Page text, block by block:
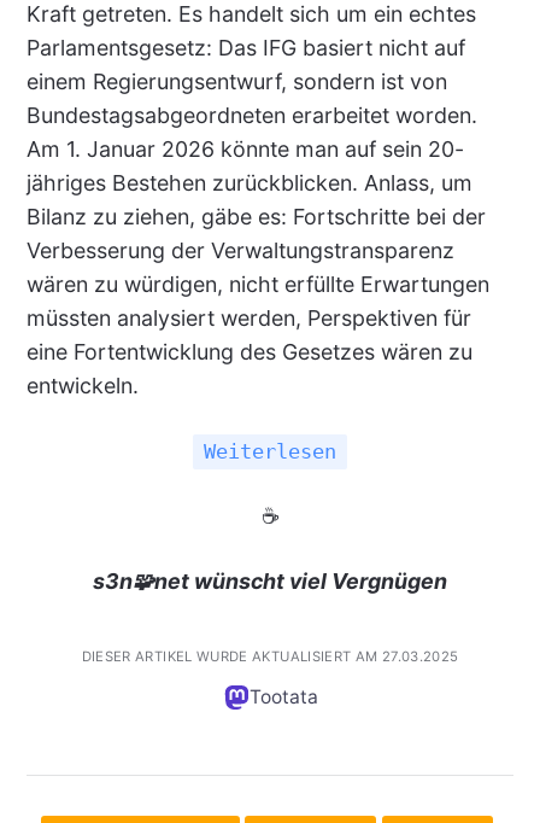
Kraft getreten. Es handelt sich um ein echtes
Parlamentsgesetz: Das IFG basiert nicht auf
einem Regierungsentwurf, sondern ist von
Bundestagsabgeordneten erarbeitet worden.
Am 1. Januar 2026 könnte man auf sein 20-
jähriges Bestehen zurückblicken. Anlass, um
Bilanz zu ziehen, gäbe es: Fortschritte bei der
Verbesserung der Verwaltungstransparenz
wären zu würdigen, nicht erfüllte Erwartungen
müssten analysiert werden, Perspektiven für
eine Fortentwicklung des Gesetzes wären zu
entwickeln.
Weiterlesen
☕
s3n🧩net wünscht viel Vergnügen
DIESER ARTIKEL WURDE AKTUALISIERT AM 27.03.2025
Tootata